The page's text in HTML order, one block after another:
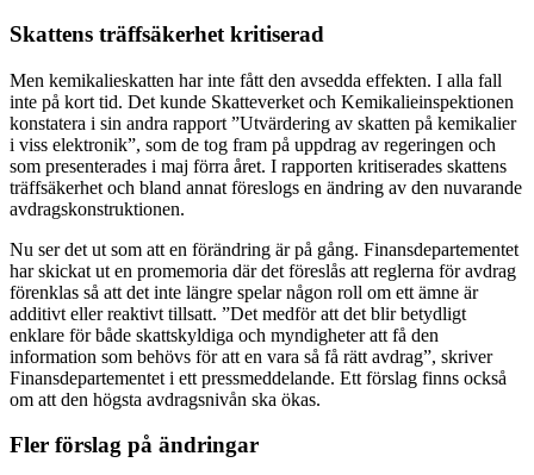
Skattens träffsäkerhet kritiserad
Men kemikalieskatten har inte fått den avsedda effekten. I alla fall
inte på kort tid. Det kunde Skatteverket och Kemikalieinspektionen
konstatera i sin andra rapport ”Utvärdering av skatten på kemikalier
i viss elektronik”, som de tog fram på uppdrag av regeringen och
som presenterades i maj förra året. I rapporten kritiserades skattens
träffsäkerhet och bland annat föreslogs en ändring av den nuvarande
avdragskonstruktionen.
Nu ser det ut som att en förändring är på gång. Finansdepartementet
har skickat ut en promemoria där det föreslås att reglerna för avdrag
förenklas så att det inte längre spelar någon roll om ett ämne är
additivt eller reaktivt tillsatt. ”Det medför att det blir betydligt
enklare för både skattskyldiga och myndigheter att få den
information som behövs för att en vara så få rätt avdrag”, skriver
Finansdepartementet i ett pressmeddelande. Ett förslag finns också
om att den högsta avdragsnivån ska ökas.
Fler förslag på ändringar